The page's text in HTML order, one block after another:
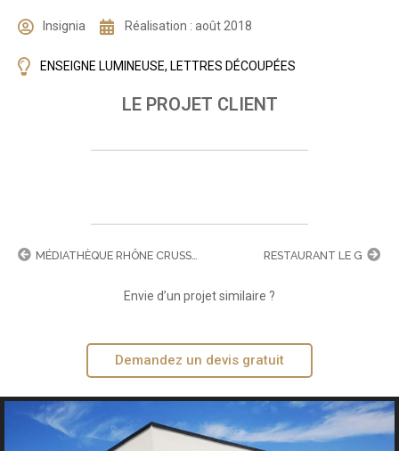
Insignia Réalisation : août 2018
ENSEIGNE LUMINEUSE, LETTRES DÉCOUPÉES
LE PROJET CLIENT
RESTAURANT LE G
Envie d’un projet similaire ?
Demandez un devis gratuit